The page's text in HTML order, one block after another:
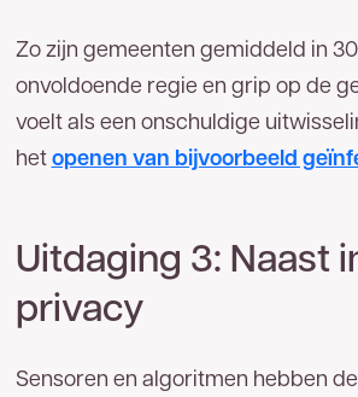
Zo zijn gemeenten gemiddeld in
onvoldoende regie en grip op de
voelt als een onschuldige
hetopenen van bijvoorbeeld
Uitdaging 3: Naast
privacy
Sensoren en algoritmen hebben